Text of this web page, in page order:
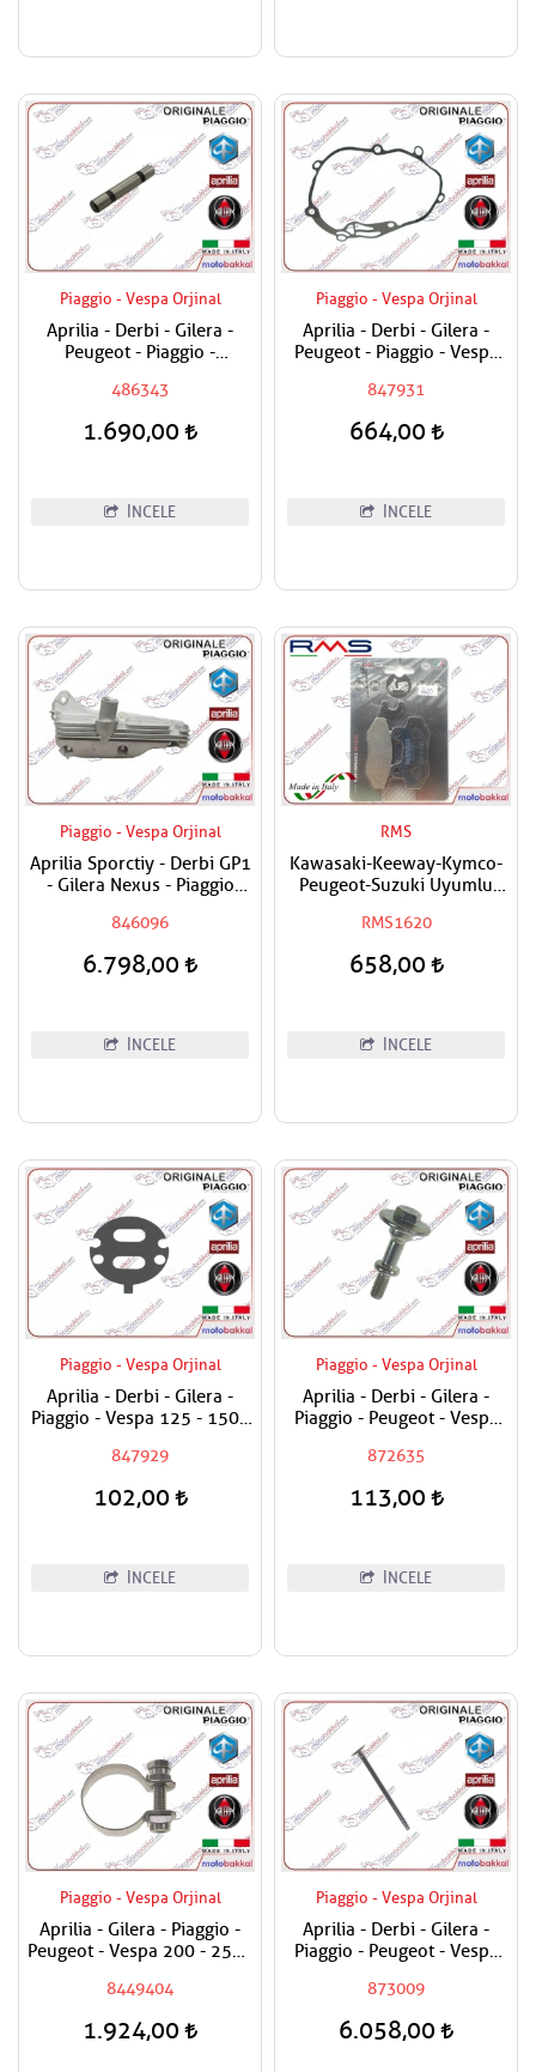
Piaggio - Vespa Orjinal
Aprilia - Derbi - Gilera -
Peugeot - Piaggio -
Sübap Horoz Pimi
486343
1.690,00
İNCELE
Piaggio - Vespa Orjinal
Aprilia - Derbi - Gilera -
Peugeot - Piaggio - Vespa
Contası
847931
664,00
İNCELE
Piaggio - Vespa Orjinal
Aprilia Sporctiy - Derbi GP1
- Gilera Nexus - Piaggio
EVO - Carnaby - Vespa GTS -
GTV - Super Sport 250 - 300
Yağ Kapak Paneli
846096
6.798,00
İNCELE
RMS
Kawasaki-Keeway-Kymco-
Peugeot-Suzuki Uyumlu
Balatası
RMS1620
658,00
İNCELE
Piaggio - Vespa Orjinal
Aprilia - Derbi - Gilera -
Piaggio - Vespa 125 - 150 -
Pompa Altı Contası
847929
102,00
İNCELE
Piaggio - Vespa Orjinal
Aprilia - Derbi - Gilera -
Piaggio - Peugeot - Vespa
- 500 - 800 - 850 Sübap
872635
113,00
İNCELE
Piaggio - Vespa Orjinal
Aprilia - Gilera - Piaggio -
Peugeot - Vespa 200 - 250 -
Kelepçesi
8449404
1.924,00
Piaggio - Vespa Orjinal
Aprilia - Derbi - Gilera -
Piaggio - Peugeot - Vespa
Adet Fiyatıdır
873009
6.058,00